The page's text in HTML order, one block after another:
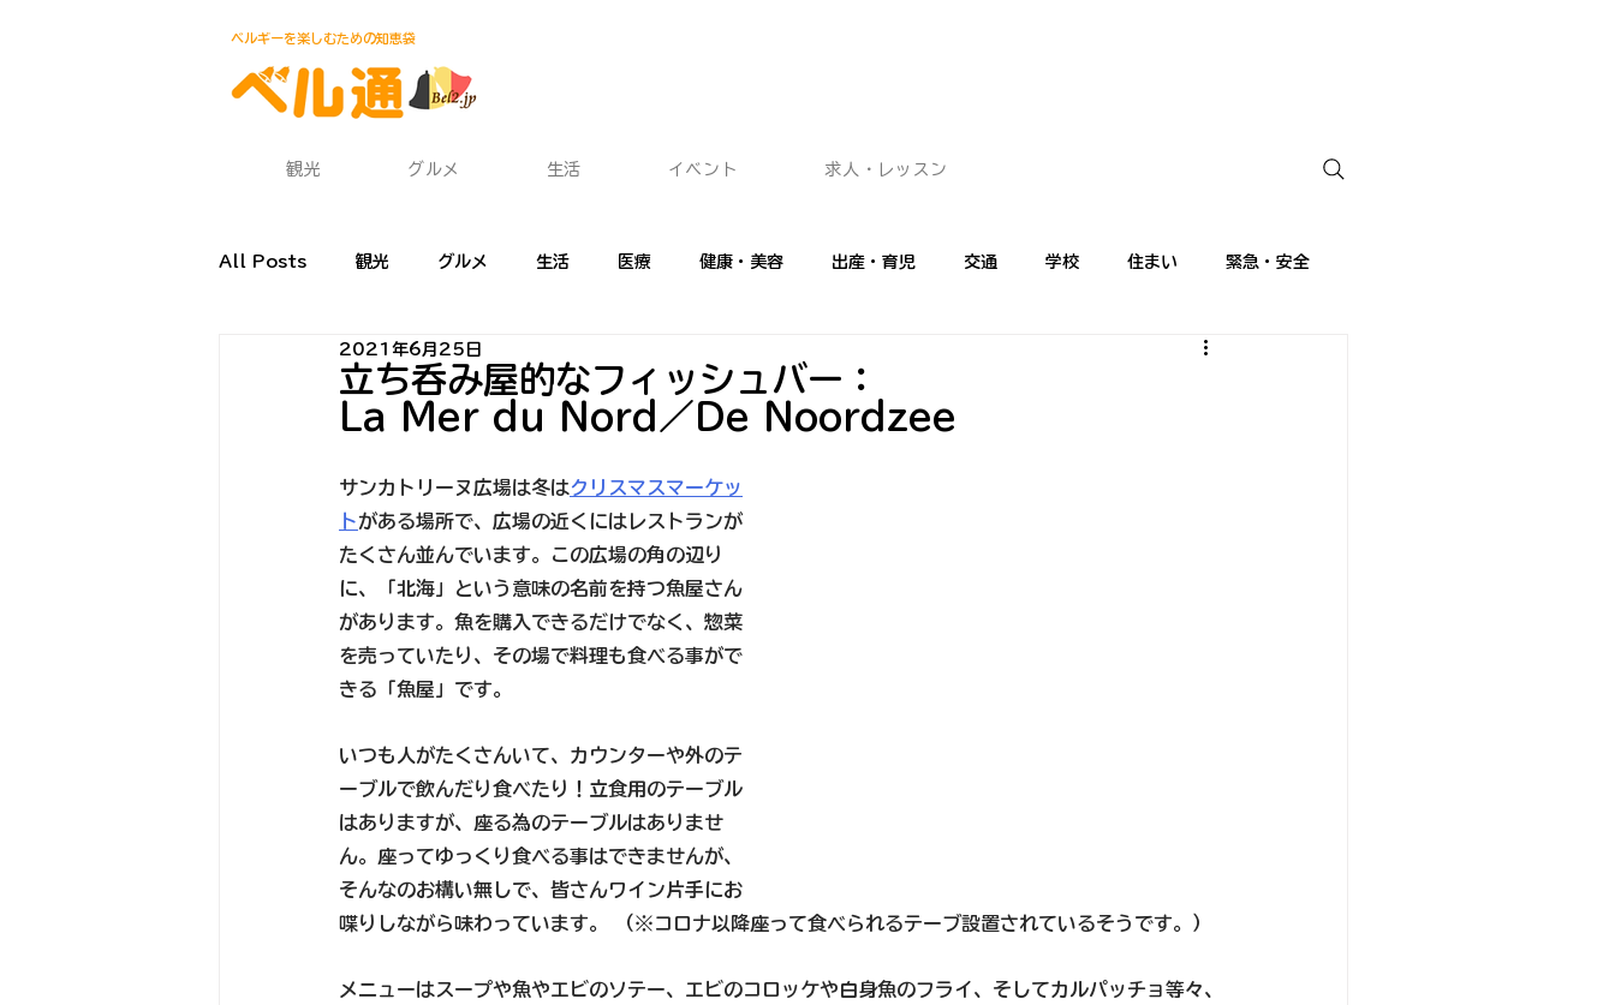
ベルギーを楽しむための知恵袋
観光 グルメ 生活 イベント 求人・レッスン
All Posts 観光 グルメ 生活 医療 健康・美容 出産・育児 交通 学校 住まい 緊急・安全
渡航・帰国 食材・レシピ
2021年6月25日
立ち呑み屋的なフィッシュバー：
La Mer du Nord／De Noordzee
サンカトリーヌ広場は冬はクリスマスマーケッ
トがある場所で、広場の近くにはレストランが
たくさん並んでいます。この広場の角の辺り
に、「北海」という意味の名前を持つ魚屋さん
があります。魚を購入できるだけでなく、惣菜
を売っていたり、その場で料理も食べる事がで
きる「魚屋」です。
いつも人がたくさんいて、カウンターや外のテ
ーブルで飲んだり食べたり！立食用のテーブル
はありますが、座る為のテーブルはありませ
ん。座ってゆっくり食べる事はできませんが、
そんなのお構い無しで、皆さんワイン片手にお
喋りしながら味わっています。 （※コロナ以降座って食べられるテーブ設置されているそうです。）
メニューはスープや魚やエビのソテー、エビのコロッケや白身魚のフライ、そしてカルパッチョ等々、